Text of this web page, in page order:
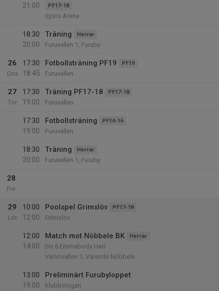
21:00
PF17-18
Spiris Arena
18:30
20:00
Träning Herrar
Furuvallen 1, Furuby
26
Ons
17:30
18:45
Fotbollsträning PF19 PF19
Furuvallen
27
Tor
17:30
19:00
Träning PF17-18 PF17-18
Furuvallen
17:30
19:00
Fotbollsträning PF14-16
Furuvallen
18:30
20:00
Träning Herrar
Furuvallen 1, Furuby
28
Fre
29
Lör
10:00
12:00
Poolspel Grimslöv PF17-18
Grimslöv
12:00
14:00
Match mot Nöbbele BK Herrar
Div 6 Emmaboda Herr
Värnövallen 1, Värends Nöbbele
13:00
19:00
Preliminärt Furubyloppet
Klubbstugan